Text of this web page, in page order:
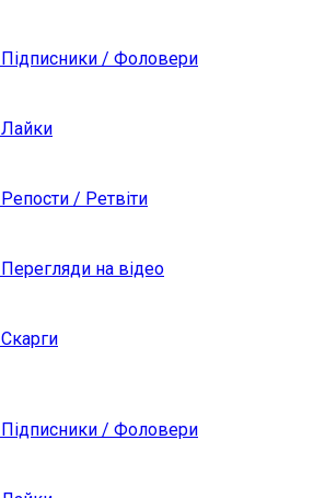
Підписники / Фоловери
Лайки
Репости / Ретвіти
Перегляди на відео
Скарги
Підписники / Фоловери